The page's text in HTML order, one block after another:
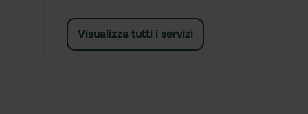
Visualizza tutti i servizi